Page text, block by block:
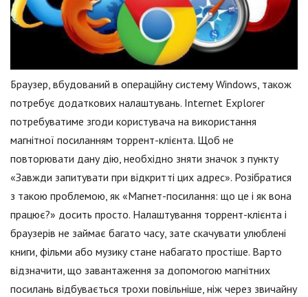
Браузер, вбудований в операційну систему Windows, також
потребує додаткових налаштувань. Internet Explorer
потребуватиме згоди користувача на використання
магнітної посиланням торрент-клієнта. Щоб не
повторювати дану дію, необхідно зняти значок з пункту
«Завжди запитувати при відкритті цих адрес». Розібратися
з такою проблемою, як «Магнет-посилання: що це і як вона
працює?» досить просто. Налаштування торрент-клієнта і
браузерів не займає багато часу, зате скачувати улюблені
книги, фільми або музику стане набагато простіше. Варто
відзначити, що завантаження за допомогою магнітних
посилань відбувається трохи повільніше, ніж через звичайну